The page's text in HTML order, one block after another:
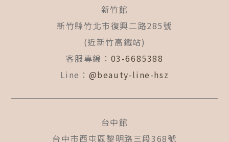
新竹館
新竹縣竹北市復興二路285號
(近新竹高鐵站)
客服專線： 03-6685388
Line： @beauty-line-hsz
台中館
台中市西屯區黎明路三段368號